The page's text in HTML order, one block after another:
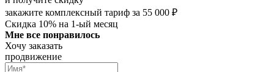
закажите комплексный тариф за 55 000 ₽
Скидка 10% на 1-ый месяц
Мне все понравилось
Хочу заказать
продвижение